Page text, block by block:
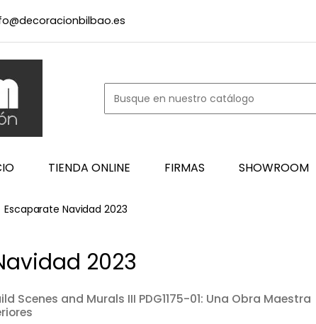
TIENDA ONLINE FIRMAS SHOWROOM
Escaparate Navidad 2023
2023
Scenes and Murals III PDG1175-01: Una Obra Maestra